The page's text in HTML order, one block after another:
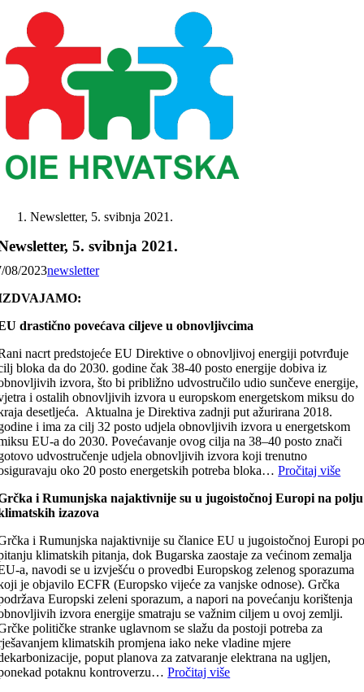
content
Newsletter, 5. svibnja 2021.
5. svibnja 2021.
08/2023newsletter
drastično povećava ciljeve u obnovljivcima
nacrt predstojeće EU Direktive o obnovljivoj energiji potvrđuje
bloka da do 2030. godine čak 38-40 posto energije dobiva iz
izvora, što bi približno udvostručilo udio sunčeve energije,
i ostalih obnovljivih izvora u europskom energetskom miksu do
desetljeća. Aktualna je Direktiva zadnji put ažurirana 2018.
i ima za cilj 32 posto udjela obnovljivih izvora u energetskom
EU-a do 2030. Povećavanje ovog cilja na 38–40 posto znači
udvostručenje udjela obnovljivih izvora koji trenutno
oko 20 posto energetskih potreba bloka…Pročitaj više
i Rumunjska najaktivnije su u jugoistočnoj Europi na polju
izazova
i Rumunjska najaktivnije su članice EU u jugoistočnoj Europi
klimatskih pitanja, dok Bugarska zaostaje za većinom zemalja
a, navodi se u izvješću o provedbi Europskog zelenog sporazuma
je objavilo ECFR (Europsko vijeće za vanjske odnose). Grčka
Europski zeleni sporazum, a napori na povećanju korištenja
izvora energije smatraju se važnim ciljem u ovoj zemlji.
političke stranke uglavnom se slažu da postoji potreba za
klimatskih promjena iako neke vladine mjere
poput planova za zatvaranje elektrana na ugljen,
potaknu kontroverzu…Pročitaj više